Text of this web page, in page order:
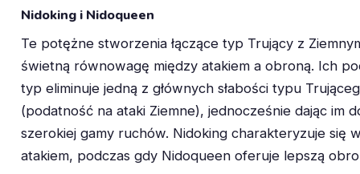
Nidoking i Nidoqueen
Te potężne stworzenia łączące typ Trujący z
świetną równowagę między atakiem a obroną. Ich
typ eliminuje jedną z głównych słabości typu
(podatność na ataki Ziemne), jednocześnie dając im
szerokiej gamy ruchów. Nidoking charakteryzuje się
atakiem, podczas gdy Nidoqueen oferuje lepszą